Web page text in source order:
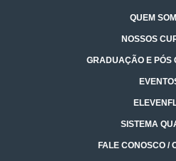
QUEM
NOSSOS
GRADUAÇÃO E PÓS
SISTEMA
FALE CONOSCO /